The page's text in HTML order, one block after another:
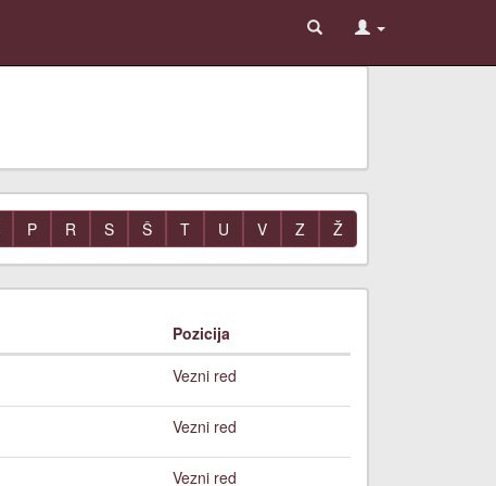
P R S Š T U V Z Ž
Pozicija
Vezni red
Vezni red
Vezni red